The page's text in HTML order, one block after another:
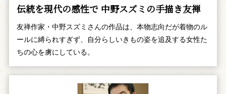
伝統を現代の感性で 中野スズミの手描き友禅
友禅作家・中野スズミさんの作品は、本物志向だが着物のル
ールに縛られすぎず、自分らしいきもの姿を追及する女性た
ちの心を虜にしている。